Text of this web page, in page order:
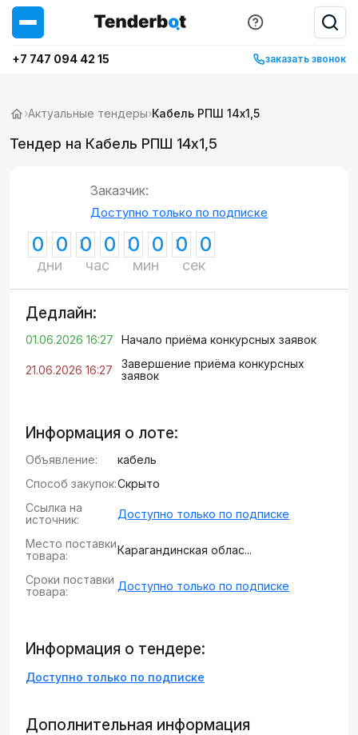
+7 747 094 42 15 заказать звонок
›Актуальные тендеры›Кабель РПШ 14х1,5
Тендер на Кабель РПШ 14х1,5
Заказчик:
Доступно только по подписке
0 0
дни
0 0
час
0 0
мин
0 0
сек
Дедлайн:
01.06.2026 16:27 Начало приёма конкурсных заявок
21.06.2026 16:27
Завершение приёма конкурсных
заявок
Информация о лоте:
Объявление:
кабель
Способ закупок:Скрыто
Ссылка на
источник:
Доступно только по подписке
Место поставки
товара:
Карагандинская облас...
Сроки поставки
товара:
Доступно только по подписке
Информация о тендере:
Доступно только по подписке
Дополнительная информация